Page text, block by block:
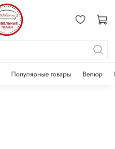
Популярные товары Велюр